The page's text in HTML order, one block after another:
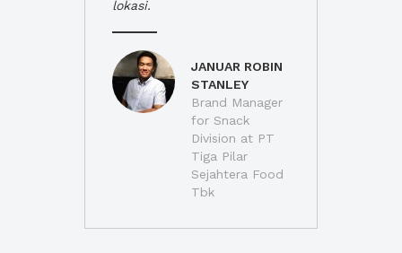
lokasi.
JANUAR ROBIN
STANLEY
Brand Manager
for Snack
Division at PT
Tiga Pilar
Sejahtera Food
Tbk